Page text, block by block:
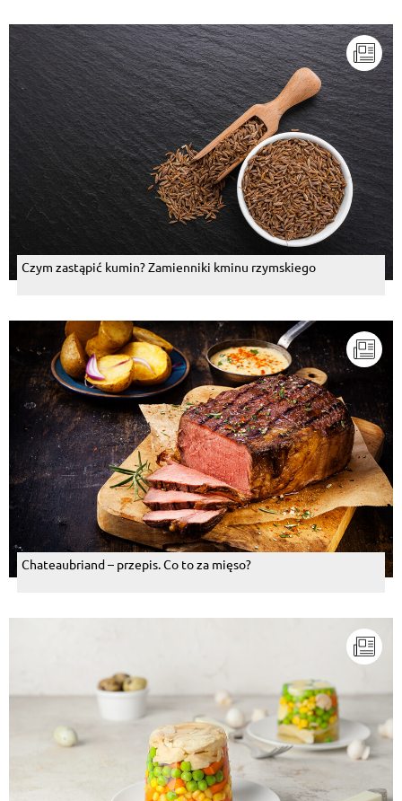
Czym zastąpić kumin? Zamienniki kminu rzymskiego
Chateaubriand – przepis. Co to za mięso?